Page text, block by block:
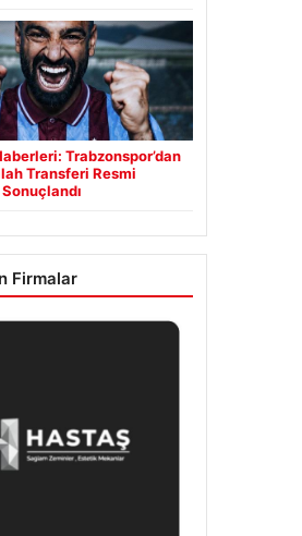
Trabzonspor’dan
Transferi Resmi
Firmalar